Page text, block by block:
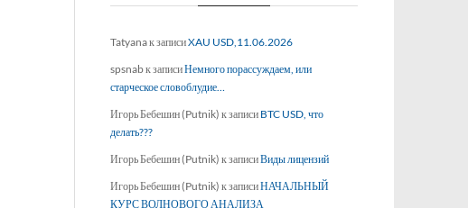
Tatyanaк записиXAU USD,11.06.2026
spsnabк записиНемного порассуждаем, или
старческое словоблудие…
Игорь Бебешин (Putnik) к записи BTC USD, что
делать???
Игорь Бебешин (Putnik) к записиВиды лицензий
Игорь Бебешин (Putnik) к записиНАЧАЛЬНЫЙ
КУРС ВОЛНОВОГО АНАЛИЗА